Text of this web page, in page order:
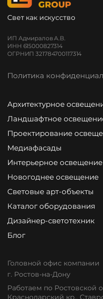
Свет как искусство
ИП Адмиралов А.В.
ИНН 615000827314
ОГРНИП 321784700117314
Политика
Архитектурное
Ландшафтное
Проектирование
Медиафасады
Интерьерное освещение
Новогоднее освещение
Световые арт-объекты
Каталог оборудования
Дизайнер-светотехник
Блог
Головной офис компании
г. Ростов-на-Дону
Работаем по Ростовской
Краснодарский кр.,